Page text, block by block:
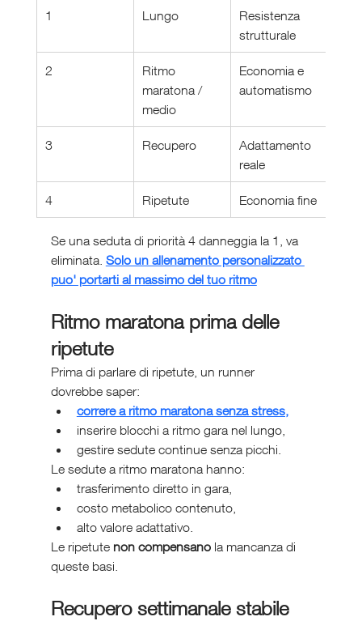
1 Lungo
Resistenza
strutturale
2
Ritmo
maratona /
medio
Economia e
automatismo
3 Recupero
Adattamento
reale
4 Ripetute Economia fine
Se una seduta di priorità 4 danneggia la 1, va
eliminata. Solo un allenamento personalizzato
puo' portarti al massimo del tuo ritmo
Ritmo maratona prima delle
ripetute
Prima di parlare di ripetute, un runner
dovrebbe saper:
correre a ritmo maratona senza stress,
inserire blocchi a ritmo gara nel lungo,
gestire sedute continue senza picchi.
Le sedute a ritmo maratona hanno:
trasferimento diretto in gara,
costo metabolico contenuto,
alto valore adattativo.
Le ripetute non compensano la mancanza di
queste basi.
Recupero settimanale stabile